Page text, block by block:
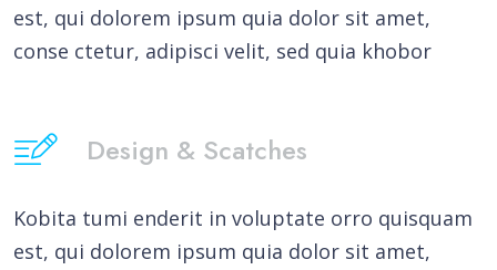
est, qui dolorem ipsum quia dolor sit amet,
conse ctetur, adipisci velit, sed quia khobor
Design & Scatches
Kobita tumi enderit in voluptate orro quisquam
est, qui dolorem ipsum quia dolor sit amet,